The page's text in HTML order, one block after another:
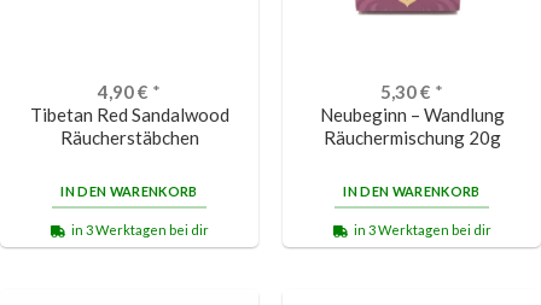
4,90€ *
Tibetan Red Sandalwood
Räucherstäbchen
IN DEN WARENKORB
in 3 Werktagen bei dir
5,30€ *
Neubeginn – Wandlung
Räuchermischung 20g
IN DEN WARENKORB
in 3 Werktagen bei dir